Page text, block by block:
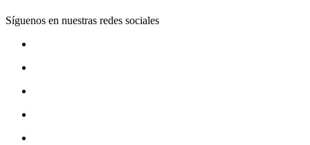
Síguenos en nuestras redes sociales